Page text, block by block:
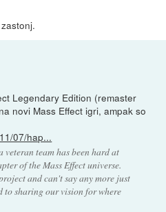
Legendary Edition (remaster
novi Mass Effect igri, ampak so
07/hap...
team has been hard at
of the Mass Effect universe.
and can't say any more just
sharing our vision for where